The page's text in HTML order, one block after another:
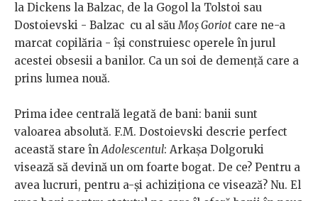
la Dickens la Balzac, de la Gogol la Tolstoi sau
Dostoievski - Balzac cu al săuMoș Goriotcare ne-a
marcat copilăria - își construiesc operele în jurul
acestei obsesii a banilor. Ca un soi de demență care a
prins lumea nouă.
Prima idee centrală legată de bani: banii sunt
valoarea absolută. F.M. Dostoievski descrie perfect
această stare înAdolescentul: Arkașa Dolgoruki
visează să devină un om foarte bogat. De ce? Pentru a
avea lucruri, pentru a-și achiziționa ce visează? Nu. El